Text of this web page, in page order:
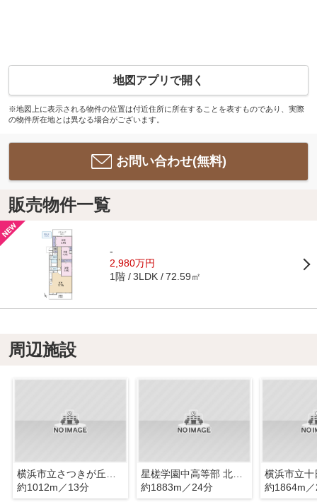
地図アプリで開く
※地図上に表示される物件の位置は付近住所に所在することを表すものであり、実際
の物件所在地とは異なる場合がございます。
お問い合わせ(無料)
販売物件一覧
-
2,980万円
1階 3LDK 72.59㎡
周辺施設
約1012m／13分
星槎学園中高等部 北斗校
約1883m／24分
約1864m